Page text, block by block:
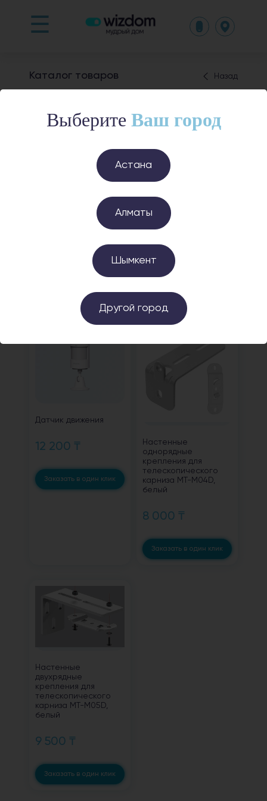
Выберите Ваш город
Астана
Алматы
Шымкент
Другой город
☰
Назад
Каталог товаров
Датчик присутствия
Заказать в один клик
Датчик вибрации
8 990 ₸
Датчик движения
12 200 ₸
Заказать в один клик
Настенные
однорядные
крепления для
телескопического
карниза MT-M04D,
белый
8 000 ₸
Заказать в один клик
Настенные
двухрядные
крепления для
телескопического
карниза MT-M05D,
белый
9 500 ₸
Заказать в один клик